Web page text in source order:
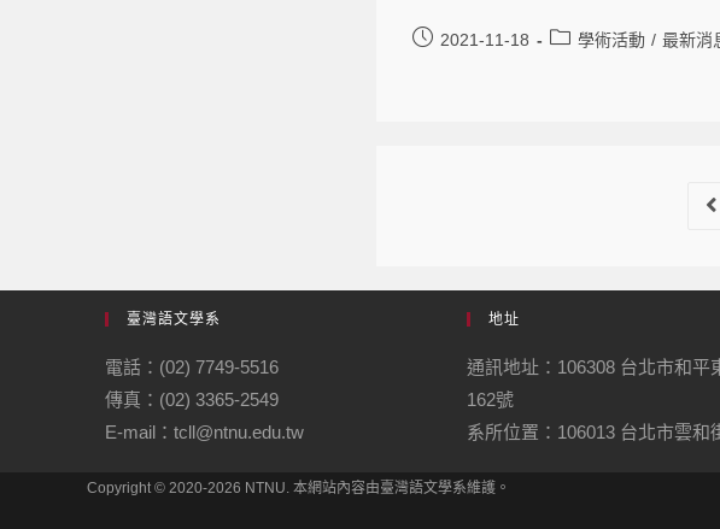
2021-11-18 學術活動 / 最新消
臺灣語文學系
電話：(02) 7749-5516
傳真：(02) 3365-2549
E-mail：tcll@ntnu.edu.tw
地址
通訊地址：106308 台北市和平
162號
系所位置：106013 台北市雲和
Copyright © 2020-2026 NTNU. 本網站內容由臺灣語文學系維護。